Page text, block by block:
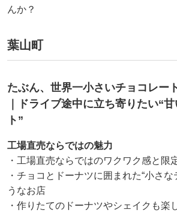
んか？
葉山町
たぶん、世界一小さいチョコレー
｜ドライブ途中に立ち寄りたい“
ト”
工場直売ならではの魅力
・工場直売ならではのワクワク感と限
・チョコとドーナツに囲まれた“小さな
うなお店
・作りたてのドーナツやシェイクも楽